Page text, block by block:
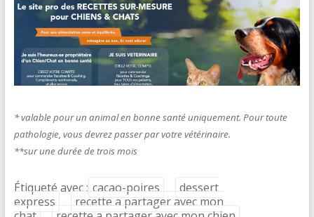
* valable pour un animal en bonne santé uniquement. Pour toute
pathologie, vous devrez passer par votre vétérinaire.
**sur une durée de trois mois
Étiqueté avec : cacao-poires
dessert
express
recette a partager avec mon